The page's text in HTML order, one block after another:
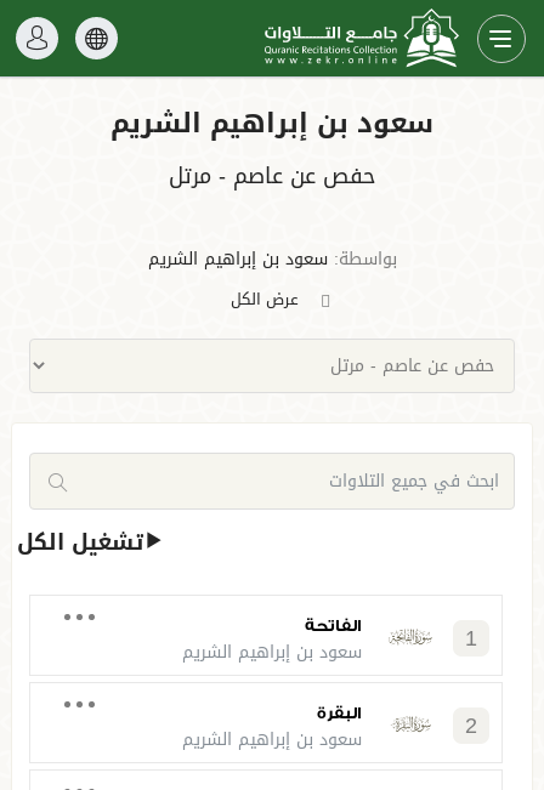
سعود بن إبراهيم الشريم
حفص عن عاصم - مرتل
بواسطة:سعود بن إبراهيم الشريم
عرض الكل
تشغيل الكل
1 الفاتحة
سعود بن إبراهيم الشريم
2 البقرة
سعود بن إبراهيم الشريم